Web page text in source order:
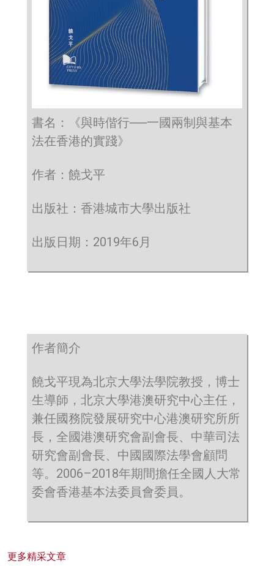
書名：《與時偕行──一國兩制與基本
法在香港的實踐》
作者：饒戈平
出版社：香港城市大學出版社
出版日期：2019年6月
作者簡介
饒戈平現為北京大學法學院教授，博士
生導師，北京大學港澳研究中心主任，
兼任國務院發展研究中心港澳研究所所
長，全國港澳研究會副會長、中華司法
研究會副會長、中國國際法學會顧問
等。2006–2018年期間擔任全國人大常
委會香港基本法委員會委員。
更多精采文章